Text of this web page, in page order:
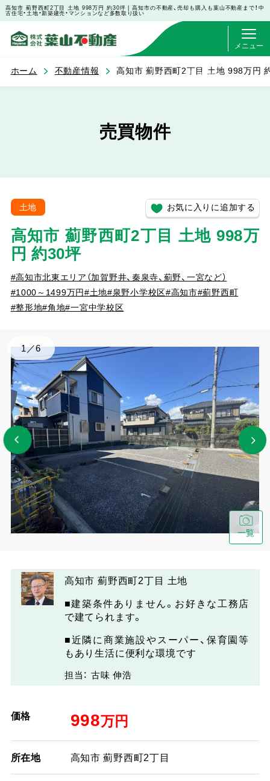
高知市 薊野西町2丁目 土地 998万円 約30坪 | 高知市の不動産、売却も購入も葉山不動産まで！中
古住宅・土地・新築建売・マンションなど多数取り扱い
お問い合わせ
メニュー
ホーム 不動産情報 高知市 薊野西町2丁目 土地 998万円
売買物件
土地
高知市 薊野西町2丁目 土地 998万
円 約30坪
#高知市北東エリア（加賀野井、秦泉寺、薊野、一宮など）
#1000～1499万円#土地#泉野小学校区#高知市#薊野西町
#整形地#角地#一宮中学校区
お気に入りに追加する
1／6
一覧
高知市 薊野西町2丁目 土地
■建築条件ありません。お好きな工務店
で建てられます。
■近隣に商業施設やスーパー、保育園等
もあり生活に便利な環境です
担当： 古味 伸浩
価格 998万円
所在地 高知市 薊野西町2丁目